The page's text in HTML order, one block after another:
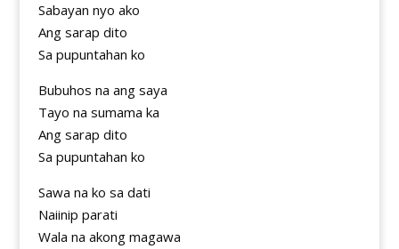
Sabayan nyo ako
Ang sarap dito
Sa pupuntahan ko
Bubuhos na ang saya
Tayo na sumama ka
Ang sarap dito
Sa pupuntahan ko
Sawa na ko sa dati
Naiinip parati
Wala na akong magawa